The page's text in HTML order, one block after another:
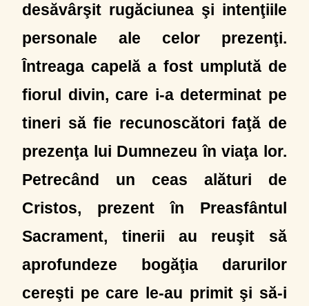
desăvârşit rugăciunea şi intenţiile
personale ale celor prezenţi.
Întreaga capelă a fost umplută de
fiorul divin, care i-a determinat pe
tineri să fie recunoscători faţă de
prezenţa lui Dumnezeu în viaţa lor.
Petrecând un ceas alături de
Cristos, prezent în Preasfântul
Sacrament, tinerii au reuşit să
aprofundeze bogăţia darurilor
cereşti pe care le-au primit şi să-i